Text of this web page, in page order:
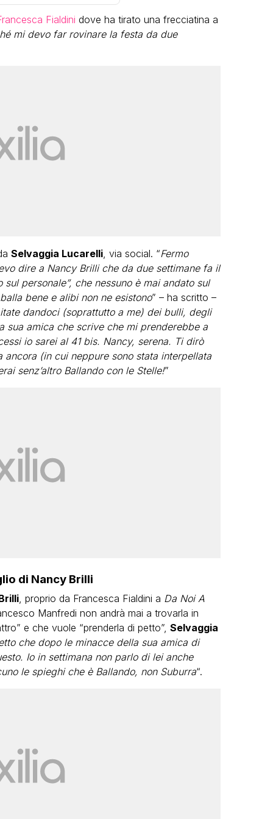
Fialdini dove ha tirato una frecciatina a
mi devo far rovinare la festa da due
Selvaggia Lucarelli, via social. “Fermo
dire a Nancy Brilli che da due settimane fa il
personale”, che nessuno è mai andato sul
bene e alibi non ne esistono” – ha scritto –
dandoci (soprattutto a me) dei bulli, degli
amica che scrive che mi prenderebbe a
io sarei al 41 bis. Nancy, serena. Ti dirò
ancora (in cui neppure sono stata interpellata
senz’altro Ballando con le Stelle!”
di Nancy Brilli
, proprio da Francesca Fialdini a Da Noi A
Manfredi non andrà mai a trovarla in
e che vuole “prenderla di petto”, Selvaggia
che dopo le minacce della sua amica di
Io in settimana non parlo di lei anche
le spieghi che è Ballando, non Suburra“.